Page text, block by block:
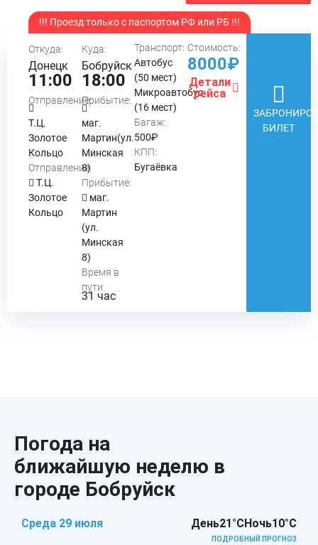
!!! Проезд только с паспортом РФ или РБ !!!
Откуда:
Донецк
11:00
Отправление:
Т.Ц.
Золотое
Кольцо
Отправление:
Т.Ц.
Золотое
Кольцо
Куда:
Бобруйск
18:00
Прибытие:
маг.
Мартин(ул.
Минская
8)
Прибытие:
маг.
Мартин
(ул.
Минская
8)
Время в
пути:
31 час
Транспорт:
Автобус
(50 мест)
Микроавтобус
(16 мест)
Багаж:
500₽
КПП:
Бугаёвка
Стоимость:
8000₽
Детали
рейса
БИЛЕТ
Погода на
ближайшую неделю в
городе Бобруйск
Среда 29 июля День21°CНочь10°C
ПОДРОБНЫЙ ПРОГНОЗ